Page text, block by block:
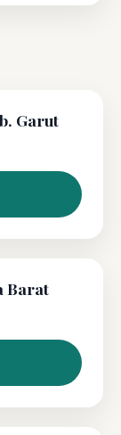
Garut
Barat